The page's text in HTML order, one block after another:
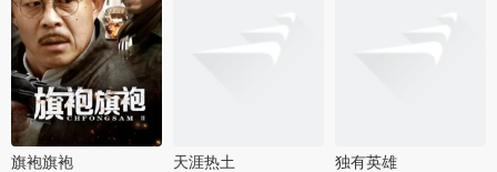
旗袍旗袍 天涯热土 独有英雄